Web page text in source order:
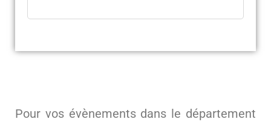
Pour vos évènements dans le département